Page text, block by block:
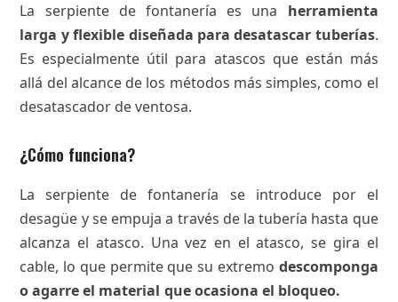
La serpiente de fontanería es una herramienta
larga y flexible diseñada para desatascar tuberías.
Es especialmente útil para atascos que están más
allá del alcance de los métodos más simples, como el
desatascador de ventosa.
¿Cómo funciona?
La serpiente de fontanería se introduce por el
desagüe y se empuja a través de la tubería hasta que
alcanza el atasco. Una vez en el atasco, se gira el
cable, lo que permite que su extremo descomponga
o agarre el material que ocasiona el bloqueo.